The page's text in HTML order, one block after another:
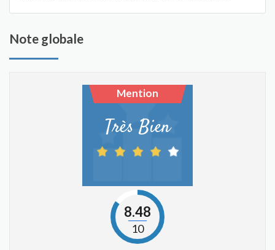
Note globale
Mention
Très Bien
8.48
10